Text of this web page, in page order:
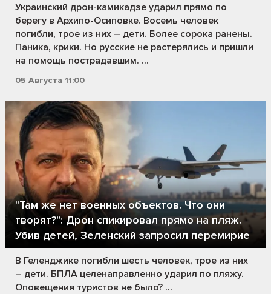
Украинский дрон-камикадзе ударил прямо по
берегу в Архипо-Осиповке. Восемь человек
погибли, трое из них – дети. Более сорока ранены.
Паника, крики. Но русские не растерялись и пришли
на помощь пострадавшим. ...
05 Августа 11:00
"Там же нет военных объектов. Что они
творят?": Дрон спикировал прямо на пляж.
Убив детей, Зеленский запросил перемирие
В Геленджике погибли шесть человек, трое из них
– дети. БПЛА целенаправленно ударил по пляжу.
Оповещения туристов не было? ...